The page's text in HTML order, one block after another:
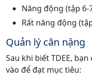
Năng động (tập 6-
Rất năng động
Quản lý cân nặng
Sau khi biết TDEE,
vào để đạt mục tiêu: